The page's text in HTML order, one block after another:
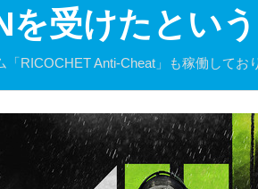
を受けたとい
「RICOCHET Anti-Cheat」も稼働してお